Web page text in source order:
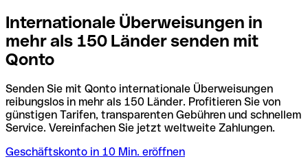
Internationale Überweisungen in
mehr als 150 Länder senden mit
Qonto
Senden Sie mit Qonto internationale Überweisungen
reibungslos in mehr als 150 Länder. Profitieren Sie von
günstigen Tarifen, transparenten Gebühren und schnellem
Service. Vereinfachen Sie jetzt weltweite Zahlungen.
Geschäftskonto in 10 Min. eröffnen